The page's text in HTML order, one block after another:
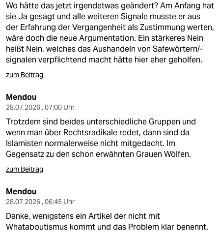
Wo hätte das jetzt irgendetwas geändert? Am Anfang hat
sie Ja gesagt und alle weiteren Signale musste er aus
der Erfahrung der Vergangenheit als Zustimmung werten,
wäre doch die neue Argumentation. Ein stärkeres Nein
heißt Nein, welches das Aushandeln von Safewörtern/-
signalen verpflichtend macht hätte hier eher geholfen.
zum Beitrag
Mendou
28.07.2026 , 07:00 Uhr
Trotzdem sind beides unterschiedliche Gruppen und
wenn man über Rechtsradikale redet, dann sind da
Islamisten normalerweise nicht mitgedacht. Im
Gegensatz zu den schon erwähnten Grauen Wölfen.
zum Beitrag
Mendou
28.07.2026 , 06:45 Uhr
Danke, wenigstens ein Artikel der nicht mit
Whataboutismus kommt und das Problem klar benennt.